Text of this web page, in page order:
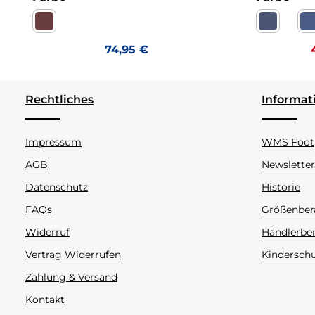
Milano espresso Warmfutter
Regulärer Preis:
74,95 €
Action
Rechtliches
Impressum
AGB
Datenschutz
FAQs
Widerruf
Vertrag Widerrufen
Zahlung & Versand
Kontakt
WMS
Newsletter
Historie